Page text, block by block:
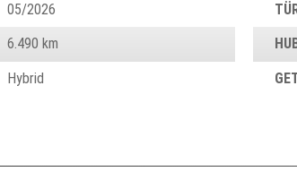
05/2026
6.490 km
Hybrid